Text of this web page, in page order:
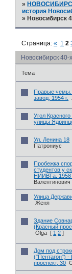
» НОВОСИБИРСК
история
» Новосибирск
Новосибирск 40-
Страница:« 1 2
Тема
Правые чемы.
завод. 1954 г.
Угол
улицы
Ул. Ленина 18
Патрониус
Пробежка
студентов у
НИИВТа. 1958
Валентинович
Улица
Женя
Здание
(Красный
Olga [ 1 2 ]
Дом под
("Пентагон") -
проспект, 30